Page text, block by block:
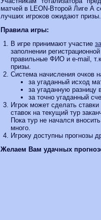
матчей в LEON-Второй Лиге А
лучших игроков ожидают призы.
Правила игры:
В игре принимают участие
заполнении
правильные ФИО и e-mail,
призы.
Система начисления очков
за угаданный исход
за угаданную разницу
за точно угаданный
Игрок может сделать
ставок на текущий тур
Пока тур не начался
много.
Игроку доступны прогнозы
Желаем Вам удачных
Калуга
0-1 Сибирь